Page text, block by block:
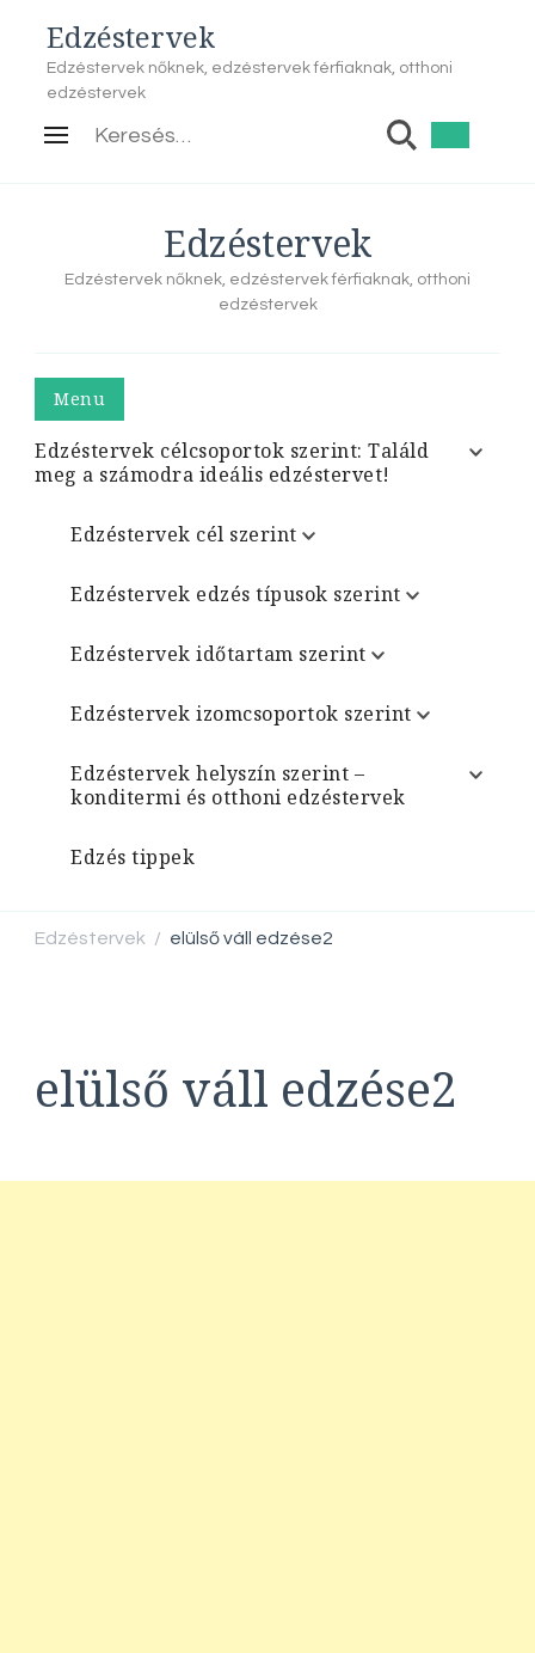
Edzéstervek
Edzéstervek nőknek, edzéstervek férfiaknak, otthoni
edzéstervek
Keresés:
Edzéstervek
Edzéstervek nőknek, edzéstervek férfiaknak, otthoni
edzéstervek
Menu
Edzéstervek célcsoportok szerint: Találd
meg a számodra ideális edzéstervet!
Edzéstervek cél szerint
Edzéstervek edzés típusok szerint
Edzéstervek időtartam szerint
Edzéstervek izomcsoportok szerint
Edzéstervek helyszín szerint –
konditermi és otthoni edzéstervek
Edzés tippek
Edzéstervek / elülső váll edzése2
elülső váll edzése2